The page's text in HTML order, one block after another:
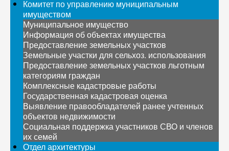
Комитет по управлению муниципальным
имуществом
Муниципальное имущество
Информация об объектах имущества
Предоставление земельных участков
Земельные участки для сельхоз. использования
Предоставление земельных участков льготным
категориям граждан
Комплексные кадастровые работы
Государственная кадастровая оценка
Выявление правообладателей ранее учтенных
объектов недвижимости
Социальная поддержка участников СВО и членов
их семей
Отдел архитектуры